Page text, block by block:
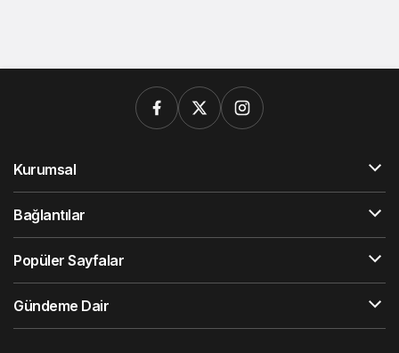
Kurumsal
Bağlantılar
Popüler Sayfalar
Gündeme Dair